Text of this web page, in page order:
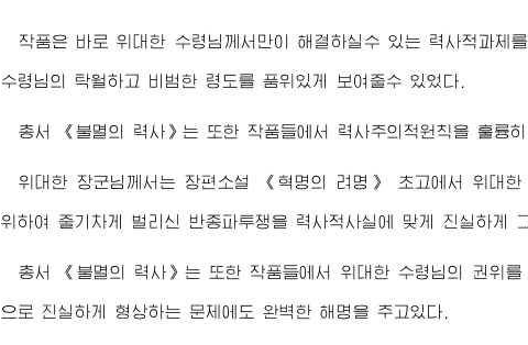
작품은 바로위대한 수령님께서 만이 해결하실수 있는 력사적과제
수령님 의 탁월하고 비범한 령도를 품위있게 보여줄수 있었다.
총서 《불멸의 력사》는 또한 작품들에서 력사주의적원칙을 훌륭히
위대한 장군님께서는 장편소설 《혁명의 려명》 초고에서 위대한
위하여 줄기차게 벌리신 반종파투쟁을 력사적사실에 맞게 진실하게
총서 《불멸의 력사》는 또한 작품들에서 위대한 수령님의 권위를
으로 진실하게 형상하는 문제에도 완벽한 해명을 주고있다.